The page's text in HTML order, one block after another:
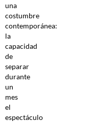
una
costumbre
contemporánea:
la
capacidad
de
separar
durante
un
mes
el
espectáculo